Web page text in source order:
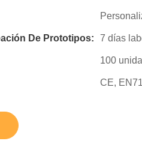
De Prototipos: 7 días
100
CE,